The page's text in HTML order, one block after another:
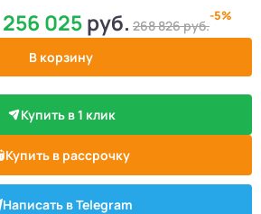
256 025руб. 268 826руб.
-5%
В корзину
Купить в 1 клик
Купить в рассрочку
Написать в Telegram